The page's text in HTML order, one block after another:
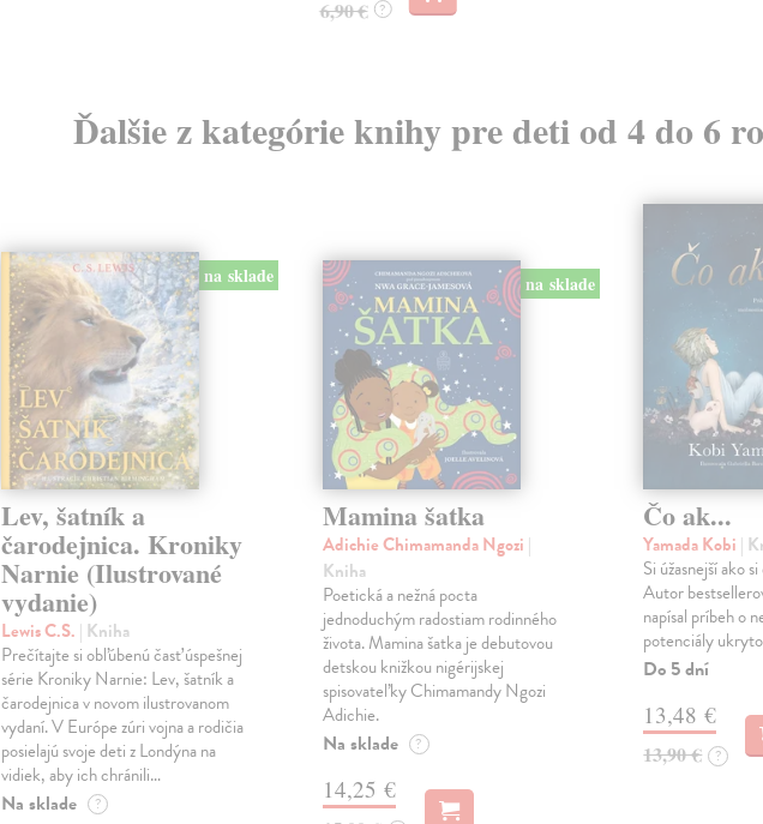
6,90 € ?
Ďalšie z kategórie knihy pre deti od 4 do 6
na sklade
Lev, šatník a
čarodejnica. Kroniky
Narnie (Ilustrované
vydanie)
Lewis C.S. | Kniha
Prečítajte si obľúbenú časť úspešnej
série Kroniky Narnie: Lev, šatník a
čarodejnica v novom ilustrovanom
vydaní. V Európe zúri vojna a rodičia
posielajú svoje deti z Londýna na
vidiek, aby ich chránili…
Na sklade ?
na sklade
Mamina šatka
Adichie Chimamanda Ngozi |
Kniha
Poetická a nežná pocta
jednoduchým radostiam rodinného
života. Mamina šatka je debutovou
detskou knižkou nigérijskej
spisovateľky Chimamandy Ngozi
Adichie.
Na sklade ?
14,25 €
Čo ak...
Yamada Kobi |
Si úžasnejší ako
Autor
napísal príbeh o
potenciály
Do 5 dní
13,48 €
13,90 € ?